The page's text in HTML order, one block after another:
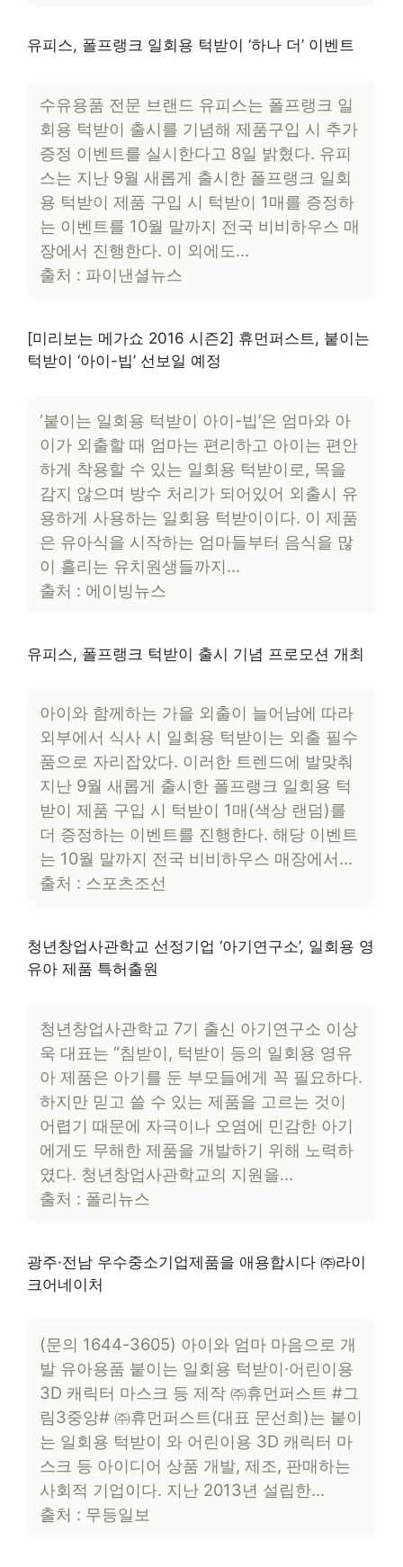
유피스, 폴프랭크 일회용 턱받이 ‘하나 더’ 이벤트
수유용품 전문 브랜드 유피스는 폴프랭크 일
회용 턱받이 출시를 기념해 제품구입 시 추가
증정 이벤트를 실시한다고 8일 밝혔다. 유피
스는 지난 9월 새롭게 출시한 폴프랭크 일회
용 턱받이 제품 구입 시 턱받이 1매를 증정하
는 이벤트를 10월 말까지 전국 비비하우스 매
장에서 진행한다. 이 외에도…
출처 : 파이낸셜뉴스
[미리보는 메가쇼 2016 시즌2] 휴먼퍼스트, 붙이는
턱받이 ‘아이-빕’ 선보일 예정
‘붙이는 일회용 턱받이 아이-빕’은 엄마와 아
이가 외출할 때 엄마는 편리하고 아이는 편안
하게 착용할 수 있는 일회용 턱받이로, 목을
감지 않으며 방수 처리가 되어있어 외출시 유
용하게 사용하는 일회용 턱받이이다. 이 제품
은 유아식을 시작하는 엄마들부터 음식을 많
이 흘리는 유치원생들까지…
출처 : 에이빙뉴스
유피스, 폴프랭크 턱받이 출시 기념 프로모션 개최
아이와 함께하는 가을 외출이 늘어남에 따라
외부에서 식사 시 일회용 턱받이는 외출 필수
품으로 자리잡았다. 이러한 트렌드에 발맞춰
지난 9월 새롭게 출시한 폴프랭크 일회용 턱
받이 제품 구입 시 턱받이 1매(색상 랜덤)를
더 증정하는 이벤트를 진행한다. 해당 이벤트
는 10월 말까지 전국 비비하우스 매장에서…
출처 : 스포츠조선
청년창업사관학교 선정기업 ‘아기연구소’, 일회용 영
유아 제품 특허출원
청년창업사관학교 7기 출신 아기연구소 이상
욱 대표는 “침받이, 턱받이 등의 일회용 영유
아 제품은 아기를 둔 부모들에게 꼭 필요하다.
하지만 믿고 쓸 수 있는 제품을 고르는 것이
어렵기 때문에 자극이나 오염에 민감한 아기
에게도 무해한 제품을 개발하기 위해 노력하
였다. 청년창업사관학교의 지원을…
출처 : 폴리뉴스
광주·전남 우수중소기업제품을 애용합시다 ㈜라이
크어네이처
(문의 1644-3605) 아이와 엄마 마음으로 개
발 유아용품 붙이는 일회용 턱받이·어린이용
3D 캐릭터 마스크 등 제작 ㈜휴먼퍼스트 #그
림3중앙# ㈜휴먼퍼스트(대표 문선희)는 붙이
는 일회용 턱받이 와 어린이용 3D 캐릭터 마
스크 등 아이디어 상품 개발, 제조, 판매하는
사회적 기업이다. 지난 2013년 설립한…
출처 : 무등일보